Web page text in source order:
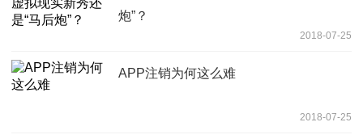
炮”？
2018-07-25
APP注销为何这么难
2018-07-25